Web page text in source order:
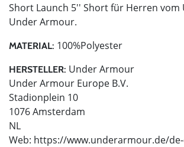
Short Launch 5'' Short für Herren vom
Under Armour.
MATERIAL: 100%Polyester
HERSTELLER: Under Armour
Under Armour Europe B.V.
Stadionplein 10
1076 Amsterdam
NL
Web: https://www.underarmour.de/